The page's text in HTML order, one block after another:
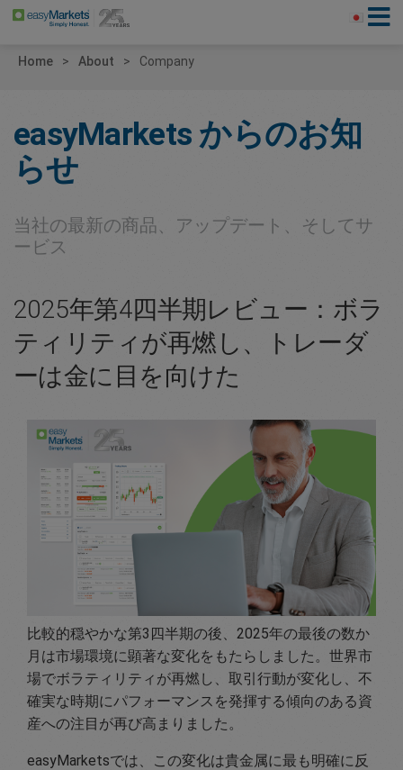
Home About Company
easyMarkets からのお知
らせ
当社の最新の商品、アップデート、そしてサ
ービス
2025年第4四半期レビュー：ボラ
ティリティが再燃し、トレーダ
ーは金に目を向けた
比較的穏やかな第3四半期の後、2025年の最後の数か
月は市場環境に顕著な変化をもたらしました。世界市
場でボラティリティが再燃し、取引行動が変化し、不
確実な時期にパフォーマンスを発揮する傾向のある資
産への注目が再び高まりました。
easyMarketsでは、この変化は貴金属に最も明確に反